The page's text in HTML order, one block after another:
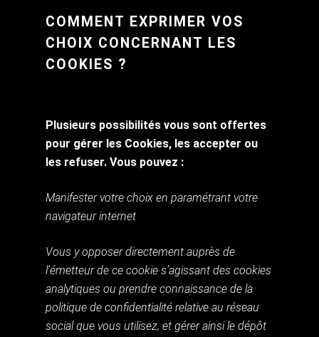
COMMENT EXPRIMER VOS
CHOIX CONCERNANT LES
COOKIES ?
Plusieurs possibilités vous sont offertes
pour gérer les Cookies, les accepter ou
les refuser. Vous pouvez :
Manifester votre choix en paramétrant votre
navigateur internet
Vous y opposer directement auprès de
l’émetteur de ce cookie s’agissant des cookies
analytiques ou prendre connaissance de la
politique de confidentialité relative au réseau
social que vous utilisez, et gérer ainsi le dépôt